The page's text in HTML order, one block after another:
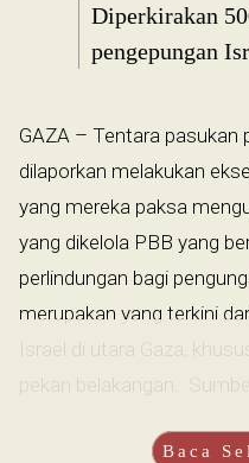
Diperkirakan
pengepungan
GAZA – Tentara pasukan
dilaporkan melakukan
yang mereka paksa
yang dikelola PBB yang
perlindungan bagi
merupakan yang terkini
Israel di utara Gaza,
pekan belakangan.
Baca